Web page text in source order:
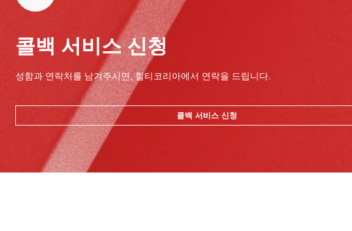
콜백 서비스 신청
성함과 연락처를 남겨주시면, 힐티코리아에서 연락을 드립니다.
콜백 서비스 신청